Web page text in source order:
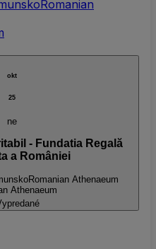
Romanian
okt
25
ne
- Fundatia Regală
a României
Romanian Athenaeum
Athenaeum